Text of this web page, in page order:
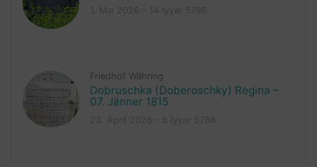
Friedhof Währing
Dobruschka (Doberoschky) Regina –
07. Jänner 1815